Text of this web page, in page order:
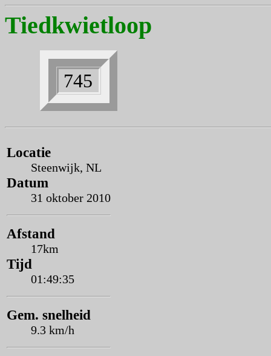
Tiedkwietloop
745
Locatie
Steenwijk, NL
Datum
31 oktober 2010
Afstand
17km
Tijd
01:49:35
Gem. snelheid
9.3 km/h